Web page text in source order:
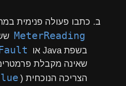
ב. כתבו פעולה פנימית
MeterReading
בשפת Java או
שאינה מקבלת
הצריכה הנוכחית (